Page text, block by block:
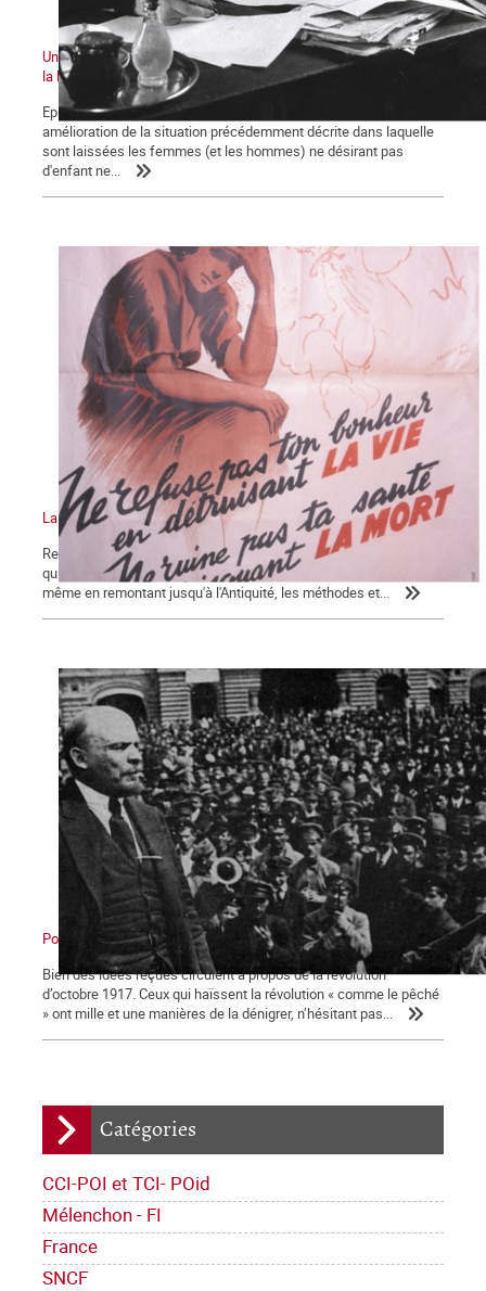
Catégories
CCI-POI et TCI- POid
Mélenchon - FI
France
SNCF
Une histoire du ventre des femmes au XXe siècle : la bataille pour
la légalisation de l'avortement
Episode 3 Au lendemain de la seconde guerre mondiale, aucune
amélioration de la situation précédemment décrite dans laquelle
sont laissées les femmes (et les hommes) ne désirant pas
d'enfant ne...
La bataille pour la légalisation de l'avortement, épisode 2
Revenons sur la question essentielle à l'origine de l'hécatombe
qui a été décrit dans le premier épisode. Sous l'Ancien Régime, et
même en remontant jusqu'à l'Antiquité, les méthodes et...
Pour comprendre la révolution d’Octobre 1917
Bien des idées reçues circulent à propos de la révolution
d’octobre 1917. Ceux qui haïssent la révolution « comme le pêché
» ont mille et une manières de la dénigrer, n’hésitant pas...